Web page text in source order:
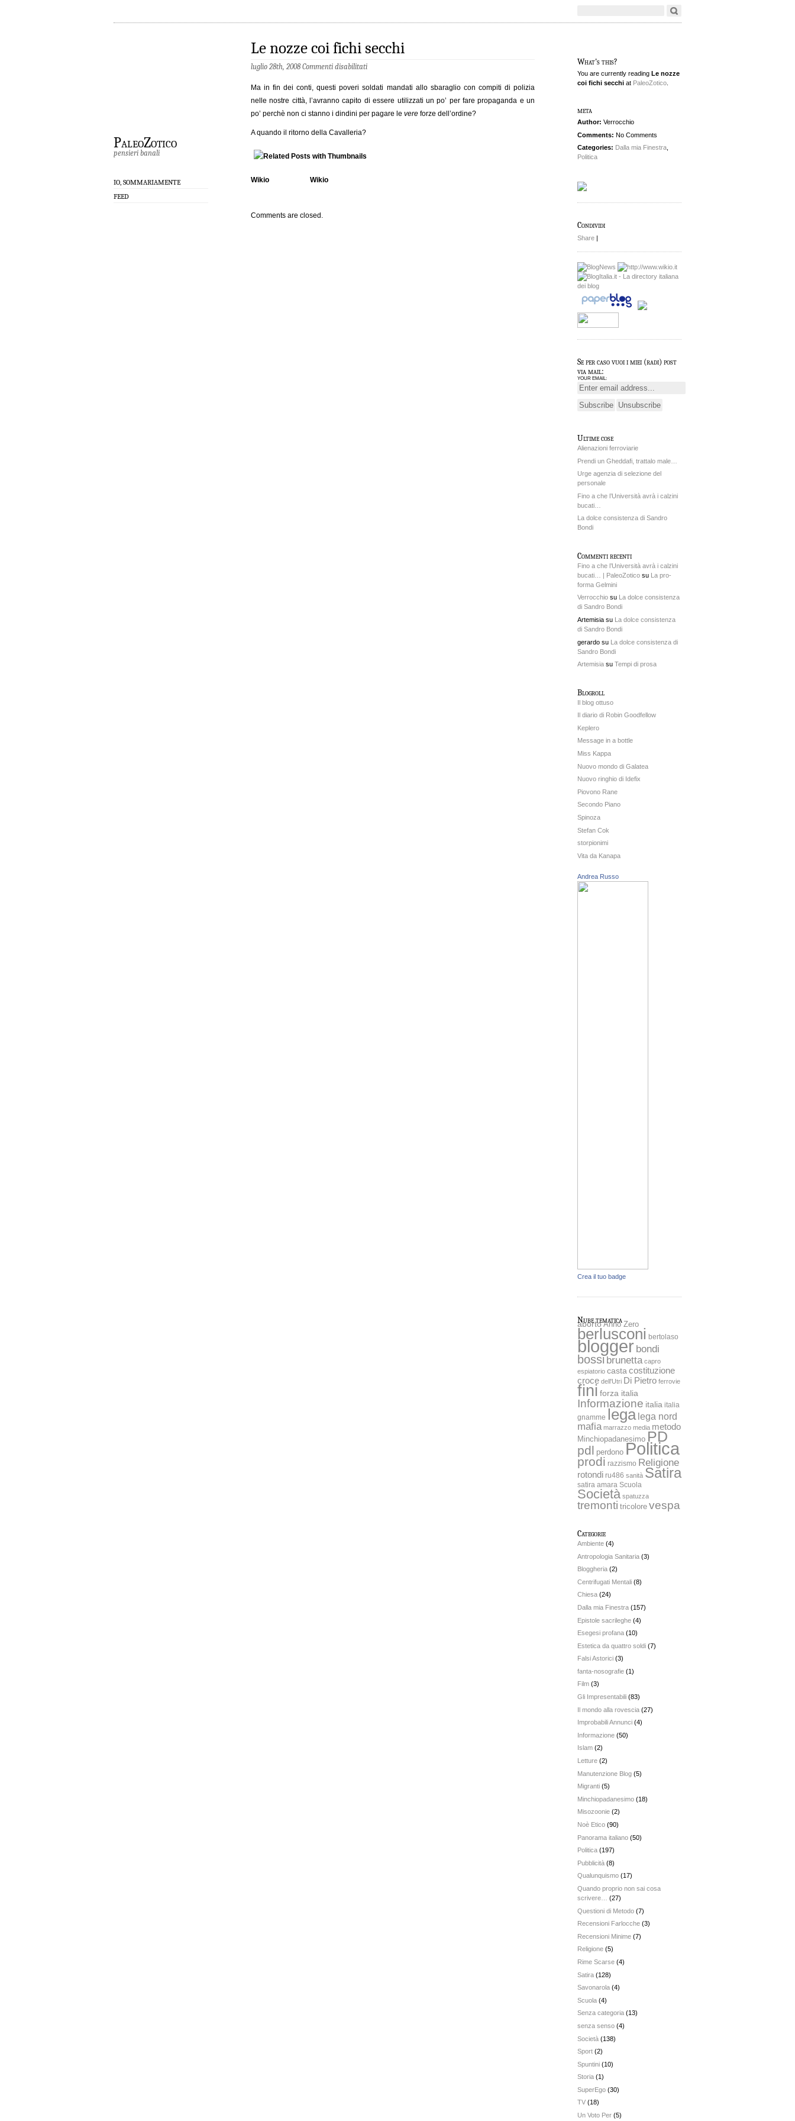
PaleoZotico
pensieri banali
IO, SOMMARIAMENTE
FEED
Le nozze coi fichi secchi
luglio 28th, 2008 Commenti disabilitati
Ma in fin dei conti, questi poveri soldati mandati allo sbaraglio con compiti di polizia
nelle nostre città, l’avranno capito di essere utilizzati un po’ per fare propaganda e un
po’ perchè non ci stanno i dindini per pagare le vere forze dell’ordine?
A quando il ritorno della Cavalleria?
Wikio Wikio
Comments are closed.
What's this?
You are currently reading Le nozze
coi fichi secchi at PaleoZotico
meta
Author: Verrocchio
Comments: No Comments
Categories: Dalla mia Finestra
Politica
Condividi
Share |
Se per caso vuoi i miei (radi) post
via mail:
YOUR EMAIL:
Ultime cose
Alienazioni ferroviarie
Prendi un Gheddafi, trattalo male…
Urge agenzia di selezione del
personale
Fino a che l’Università avrà i calzini
bucati…
La dolce consistenza di Sandro
Bondi
Commenti recenti
Fino a che l’Università avrà i calzini
bucati… | PaleoZotico su La pro-
forma Gelmini
Verrocchio su La dolce consistenza
di Sandro Bondi
Artemisia su La dolce consistenza
di Sandro Bondi
gerardo su La dolce consistenza di
Sandro Bondi
Artemisia su Tempi di prosa
Blogroll
Il blog ottuso
Il diario di Robin Goodfellow
Keplero
Message in a bottle
Miss Kappa
Nuovo mondo di Galatea
Nuovo ringhio di Idefix
Piovono Rane
Secondo Piano
Spinoza
Stefan Cok
storpionimi
Vita da Kanapa
Andrea Russo
Crea il tuo badge
Nube tematica
aborto Anno Zero
berlusconi bertolaso
blogger bondi
bossi brunetta capro
espiatorio casta costituzione
croce dell'Utri Di Pietro ferrovie
fini forza italia
Informazione italia italia
gnamme lega lega nord
mafia marrazzo media metodo
Minchiopadanesimo PD
pdl perdono Politica
prodi razzismo Religione
rotondi ru486 sanità Satira
satira amara Scuola
Società spatuzza
tremonti tricolore vespa
Categorie
Ambiente (4)
Antropologia Sanitaria (3)
Bloggheria (2)
Centrifugati Mentali (8)
Chiesa (24)
Dalla mia Finestra (157)
Epistole sacrileghe (4)
Esegesi profana (10)
Estetica da quattro soldi (7)
Falsi Astorici (3)
fanta-nosografie (1)
Film (3)
Gli Impresentabili (83)
Il mondo alla rovescia (27)
Improbabili Annunci (4)
Informazione (50)
Islam (2)
Letture (2)
Manutenzione Blog (5)
Migranti (5)
Minchiopadanesimo (18)
Misozoonie (2)
Noè Etico (90)
Panorama italiano (50)
Politica (197)
Pubblicità (8)
Qualunquismo (17)
Quando proprio non sai cosa
scrivere…
(27)
Questioni di Metodo (7)
Recensioni Farlocche (3)
Recensioni Minime (7)
Religione (5)
Rime Scarse (4)
Satira (128)
Savonarola (4)
Scuola (4)
Senza categoria (13)
senza senso (4)
Società (138)
Sport (2)
Spuntini (10)
Storia (1)
SuperEgo (30)
TV (18)
Un Voto Per (5)